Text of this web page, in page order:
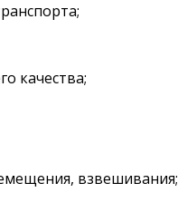
качества;
взвешивания;